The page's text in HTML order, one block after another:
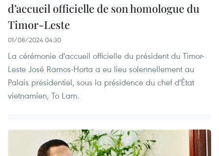
d’accueil officielle de son homologue du
Timor-Leste
01/08/2024 04:30
La cérémonie d'accueil officielle du président du Timor-
Leste José Ramos-Horta a eu lieu solennellement au
Palais présidentiel, sous la présidence du chef d'État
vietnamien, To Lam.